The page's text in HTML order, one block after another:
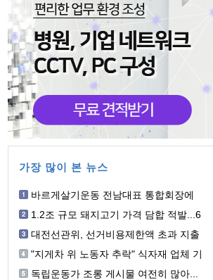
가장 많이 본 뉴스
바르게살기운동 전남대표 통합회장에
1.2조 규모 돼지고기 가격 담합 적발...6
대전선관위, 선거비용제한액 초과 지출
"지게차 위 노동자 추락" 식자재 업체 기
독립운동가 조롱 게시물 여전히 많아...